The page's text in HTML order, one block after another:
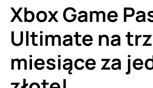
Xbox Game
Ultimate na
miesiące za